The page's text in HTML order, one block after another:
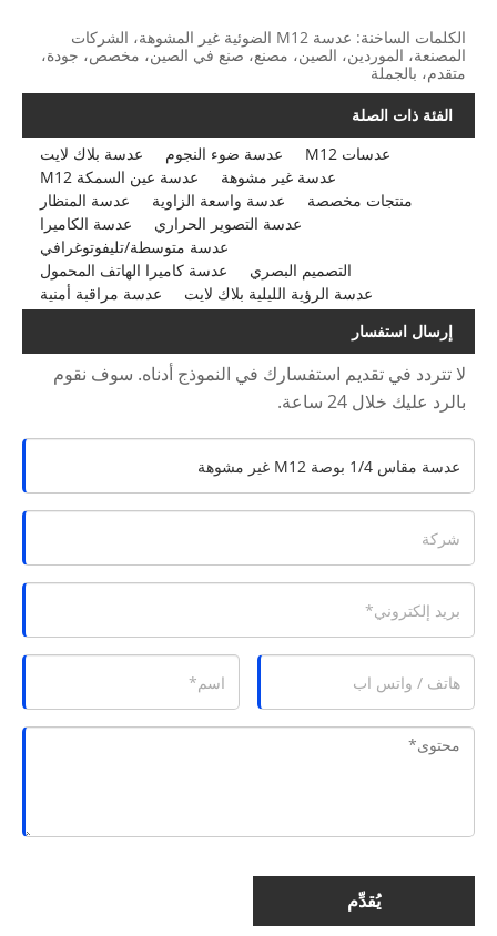
الكلمات الساخنة: عدسة M12 الضوئية غير المشوهة، الشركات
المصنعة، الموردين، الصين، مصنع، صنع في الصين، مخصص، جودة،
متقدم، بالجملة
الفئة ذات الصلة
عدسة بلاك لايت
عدسة ضوء النجوم
عدسات M12
عدسة عين السمكة M12
عدسة غير مشوهة
عدسة المنظار
عدسة واسعة الزاوية
منتجات مخصصة
عدسة الكاميرا
عدسة التصوير الحراري
عدسة متوسطة/تليفوتوغرافي
عدسة كاميرا الهاتف المحمول
التصميم البصري
عدسة مراقبة أمنية
عدسة الرؤية الليلية بلاك لايت
إرسال استفسار
لا تتردد في تقديم استفسارك في النموذج أدناه. سوف نقوم
بالرد عليك خلال 24 ساعة.
يُقدِّم